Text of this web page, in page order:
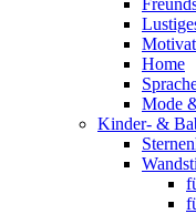
Home
Mode
Kinder- &